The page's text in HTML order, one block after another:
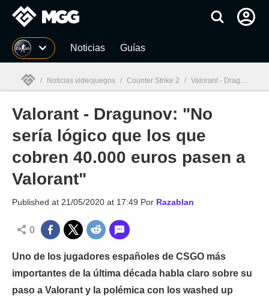
MGG Noticias Guías
MGG
/ Noticias videojuegos / Counter Strike 2 / Valorant - Dragunov: "No sería lógico que los que cobren 40.000 euros pasen a Valorant"
Valorant - Dragunov: "No
sería lógico que los que
cobren 40.000 euros pasen a
Valorant"
Published at 21/05/2020 at 17:49 Por Razablan
0
Uno de los jugadores españoles de CSGO más
importantes de la última década habla claro sobre su
paso a Valorant y la polémica con los washed up